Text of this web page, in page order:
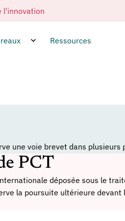
l'innovation
Ressources
une voie brevet dans
PCT
déposée sous le
la poursuite ultérieure